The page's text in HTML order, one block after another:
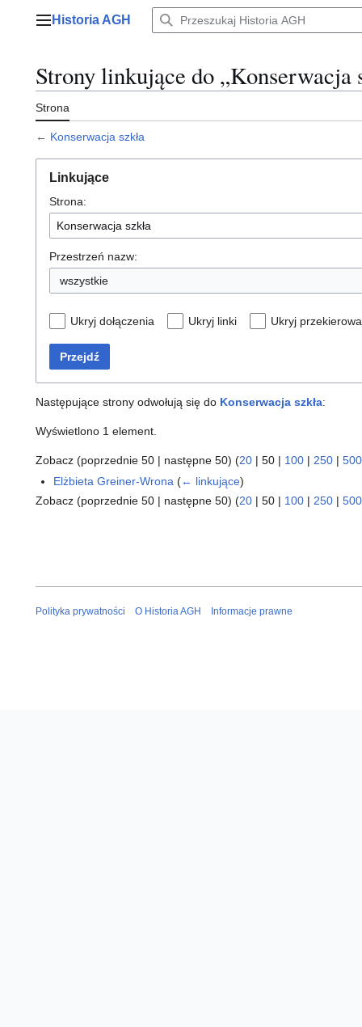
Menu główne
Historia AGH
Strony linkujące do „Konserwacja
Strona
← Konserwacja szkła
Linkujące
Strona:
Przestrzeń nazw:
wszystkie
Ukryj dołączenia Ukryj linki Ukryj
Przejdź
Następujące strony odwołują się do Konserwacja szkła:
Wyświetlono 1 element.
Zobacz (poprzednie 50 | następne 50) (20 | 50 | 100 | 250 | 500
Elżbieta Greiner-Wrona (← linkujące)
Zobacz (poprzednie 50 | następne 50) (20 | 50 | 100 | 250 | 500
Polityka prywatności O Historia AGH Informacje prawne